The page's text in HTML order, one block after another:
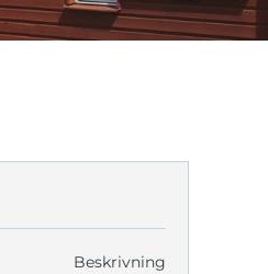
Beskrivning